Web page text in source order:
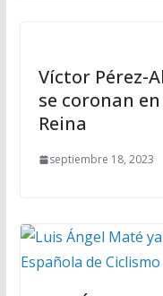
Víctor Pérez-
se coronan
Reina
septiembre 18, 2023